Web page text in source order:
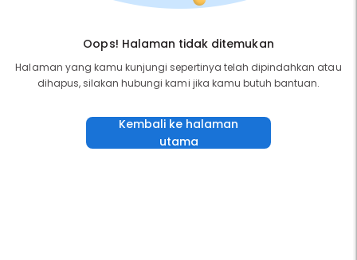
Oops! Halaman tidak ditemukan
Halaman yang kamu kunjungi sepertinya telah dipindahkan atau
dihapus, silakan hubungi kami jika kamu butuh bantuan.
Kembali ke halaman
utama